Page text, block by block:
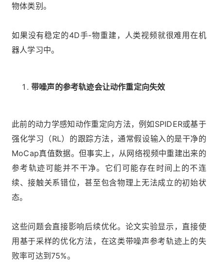
物体类别。
如果没有稳定的4D手-物重建，人类视频就很难用在机
器人学习中。
带噪声的参考轨迹会让动作重定向失效
此前的动力学感知动作重定向方法，例如SPIDER或基于
强化学习（RL）的跟踪方法，通常假设输入的是干净的
MoCap真值数据。但事实上，从网络视频中重建出来的
参考轨迹可能并不干净。它们可能存在时间上的不连
续、接触关系错位，甚至包含物理上无法成立的初始状
态。
这些问题会直接影响后续优化。论文实验显示，直接使
用基于采样的优化方法，在这类带噪声参考轨迹上的失
败率可达到75%。